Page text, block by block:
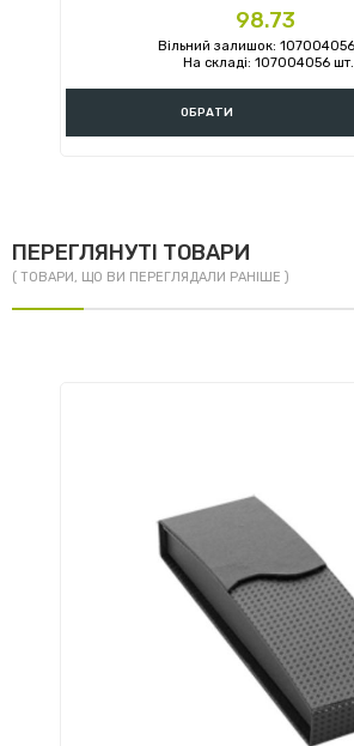
Ціна
98.73
Вільний залишок:
На складі: 107004056 шт.
ОБРАТИ
ПЕРЕГЛЯНУТІ ТОВАРИ
( ТОВАРИ, ЩО ВИ ПЕРЕГЛЯДАЛИ РАНІШЕ )